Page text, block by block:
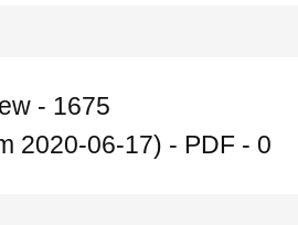
- 1675
2020-06-17) - PDF - 0